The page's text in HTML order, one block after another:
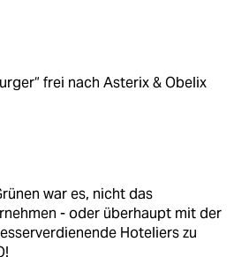
frei nach Asterix & Obelix
war es, nicht das
- oder überhaupt mit der
Hoteliers zu